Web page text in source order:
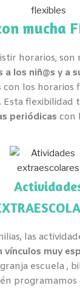
mucha
horarios, son
los niñ@s y a
los horarios
Esta flexibilidad
periódicas con
las
vínculos muy
escuela ,